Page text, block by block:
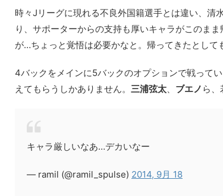
時々Jリーグに現れる不良外国籍選手とは違い、清
り、サポーターからの支持も厚いキャラがこのま
が…ちょっと覚悟は必要かなと。帰ってきたとして
4バックをメインに5バックのオプションで戦ってい
えてもらうしかありません。 三浦弦太、 ブエノ ら
キャラ厳しいなあ…デカいなー
— ramil (@ramil_spulse) 2014, 9月 18